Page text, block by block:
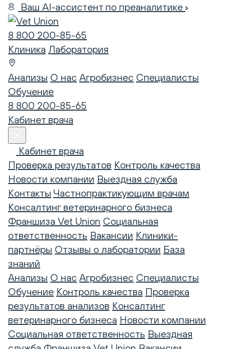
Ваш AI-ассистент по преаналитике
8 800 200-85-65
Клиника Лаборатория
Анализы О нас Агробизнес Специалисты
Обучение
8 800 200-85-65
Кабинет врача
Кабинет врача
Проверка результатов Контроль качества
Новости компании Выездная служба
Контакты Частнопрактикующим врачам
Консалтинг ветеринарного бизнеса
Франшиза Vet Union Социальная
ответственность Вакансии Клиники-
партнёры Отзывы о лаборатории База
знаний
Анализы О нас Агробизнес Специалисты
Обучение Контроль качества Проверка
результатов анализов Консалтинг
ветеринарного бизнеса Новости компании
Социальная ответственность Выездная